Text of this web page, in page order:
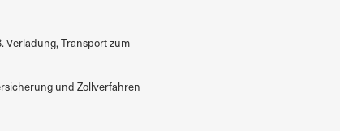
Verladung, Transport zum
und Zollverfahren